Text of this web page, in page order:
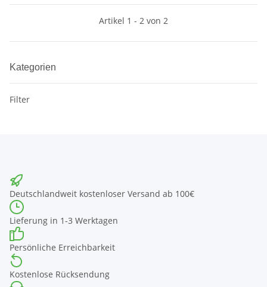
Artikel 1 - 2 von 2
Kategorien
Filter
Deutschlandweit kostenloser Versand ab 100€
Lieferung in 1-3 Werktagen
Persönliche Erreichbarkeit
Kostenlose Rücksendung